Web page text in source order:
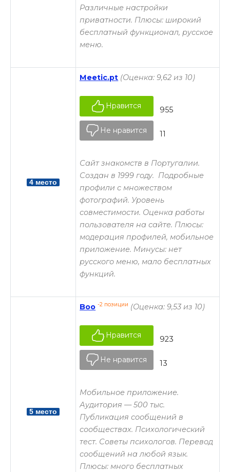
Различные настройки
приватности. Плюсы: широкий
бесплатный функционал, русское
меню.
4 место
Meetic.pt (Оценка: 9,62 из 10)
Нравится 955
Не нравится 11
Сайт знакомств в Португалии.
Создан в 1999 году. Подробные
профили с множеством
фотографий. Уровень
совместимости. Оценка работы
пользователя на сайте. Плюсы:
модерация профилей, мобильное
приложение. Минусы: нет
русского меню, мало бесплатных
функций.
5 место
Boo -2 позиции (Оценка: 9,53 из 10)
Нравится 923
Не нравится 13
Мобильное приложение.
Аудитория — 500 тыс.
Публикация сообщений в
сообществах. Психологический
тест. Советы психологов. Перевод
сообщений на любой язык.
Плюсы: много бесплатных